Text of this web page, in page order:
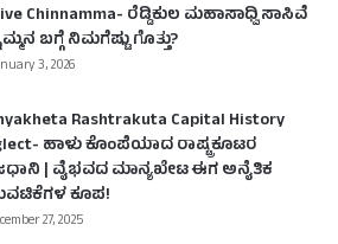
Chinnamma- ರೆಡ್ಡಿಕುಲ ಮಹಾಸಾಧ್ವಿ ಸಾಸಿವೆ
ಬಗ್ಗೆ ನಿಮಗೆಷ್ಟು ಗೊತ್ತು?
3, 2026
Rashtrakuta Capital History
ಹಾಳು ಕೊಂಪೆಯಾದ ರಾಷ್ಟ್ರಕೂಟರ
| ವೈಭವದ ಮಾನ್ಯಖೇಟ ಈಗ ಅನೈತಿಕ
ಕೂಪ!
27, 2025